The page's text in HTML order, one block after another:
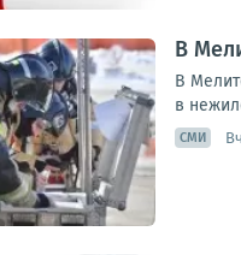
В
В
в
СМИ